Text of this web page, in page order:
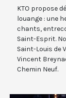
KTO propose
louange : une
chants,
Saint-Esprit.
Saint-Louis de
Vincent
Chemin Neuf.